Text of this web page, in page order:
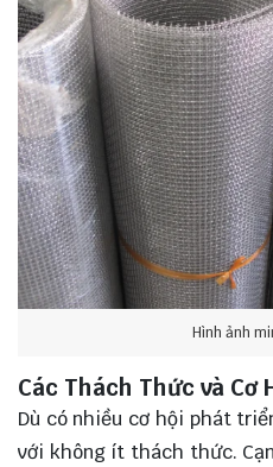
Hình ảnh
Các Thách Thức và Cơ
Dù có nhiều cơ hội phát
với không ít thách thức.